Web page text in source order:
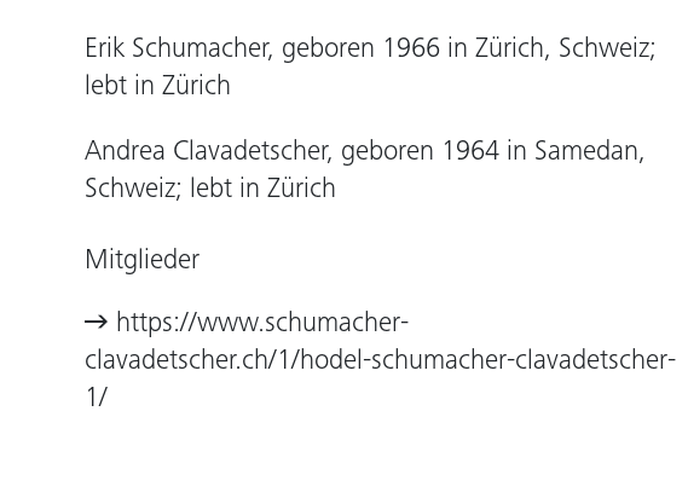
Erik Schumacher, geboren 1966 in Zürich, Schweiz;
lebt in Zürich
Andrea Clavadetscher, geboren 1964 in Samedan,
Schweiz; lebt in Zürich
Mitglieder
https://www.schumacher-
clavadetscher.ch/1/hodel-schumacher-clavadetscher-
1/